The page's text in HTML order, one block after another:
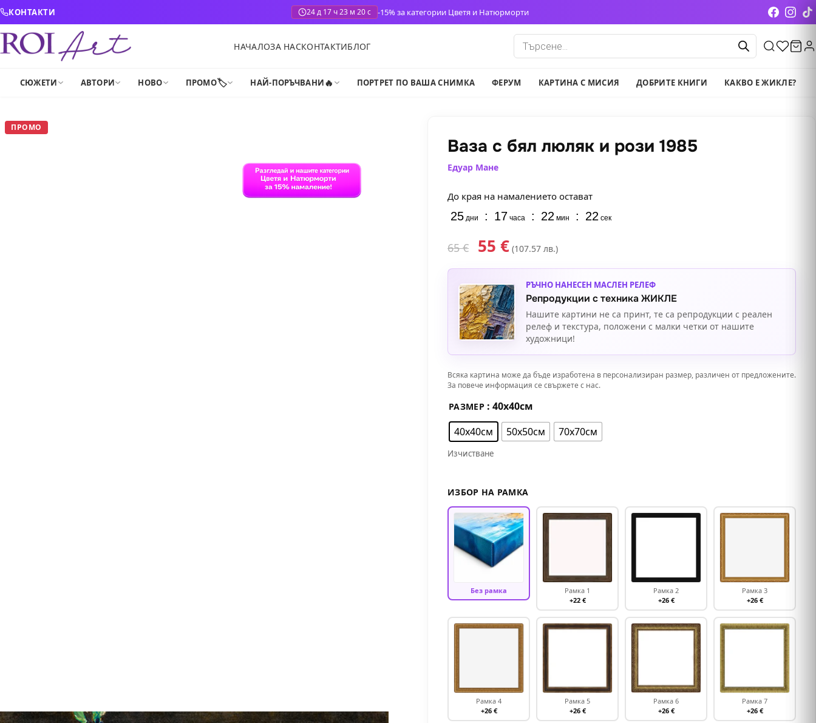
Skip to content
КОНТАКТИ 24 д 17 ч 23 м 18 с -15% за категории Цветя и Натюрморти
НАЧАЛОЗА НАСКОНТАКТИБЛОГ
Products
search
СЮЖЕТИ АВТОРИ НОВО ПРОМО🏷️ НАЙ-ПОРЪЧВАНИ🔥 ПОРТРЕТ ПО ВАША СНИМКА ФЕРУМ КАРТИНА С МИСИЯ ДОБРИТЕ КНИГИ КАКВО Е ЖИКЛЕ?
ПРОМО
Ваза с бял люляк и рози 1985
Едуар Мане
До края на намалението остават
25 дни : 17 часа : 22 мин : 21 сек
65€ 55 € (107.57 лв.)
РЪЧНО НАНЕСЕН МАСЛЕН РЕЛЕФ
Репродукции с техника ЖИКЛЕ
Нашите картини не са принт, те са репродукции с реален
релеф и текстура, положени с малки четки от нашите
художници!
Всяка картина може да бъде изработена в персонализиран размер, различен от предложените.
За повече информация се свържете с нас.
РАЗМЕР : 40х40см
40х40см
50х50см 70х70см
Изчистване
ИЗБОР НА РАМКА
Без рамка
Рамка 1
+22 €
Рамка 2
+26 €
Рамка 3
+26 €
Рамка 4
+26 €
Рамка 5
+26 €
Рамка 6
+26 €
Рамка 7
+26 €